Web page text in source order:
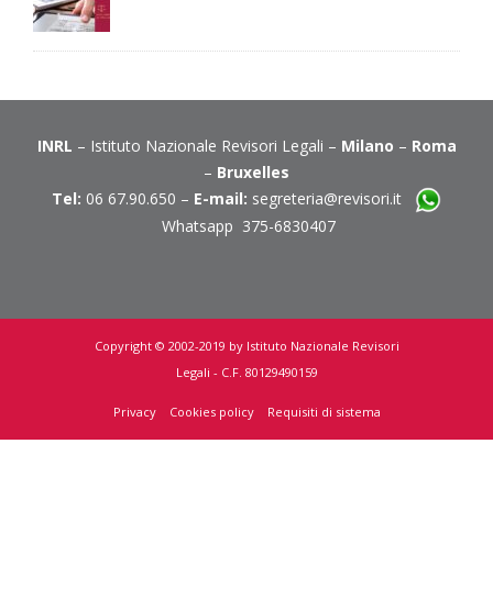
INRL – Istituto Nazionale Revisori Legali – Milano – Roma
– Bruxelles
Tel: 06 67.90.650 – E-mail: segreteria@revisori.it
Whatsapp 375-6830407
Copyright © 2002-2019 by Istituto Nazionale Revisori
Legali - C.F. 80129490159
Privacy Cookies policy Requisiti di sistema